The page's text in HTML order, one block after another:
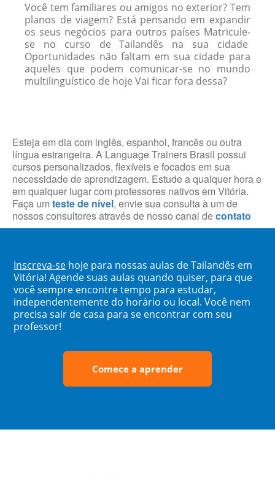
Você tem familiares ou amigos no exterior? Tem
planos de viagem? Está pensando em expandir
os seus negócios para outros países Matricule-
se no curso de Tailandês na sua cidade
Oportunidades não faltam em sua cidade para
aqueles que podem comunicar-se no mundo
multilinguístico de hoje Vai ficar fora dessa?
Esteja em dia com inglês, espanhol, francês ou outra
língua estrangeira. A Language Trainers Brasil possui
cursos personalizados, flexíveis e focados em sua
necessidade de aprendizagem. Estude a qualquer hora e
em qualquer lugar com professores nativos em Vitória.
Faça um teste de nível, envie sua consulta à um de
nossos consultores através de nosso canal decontato
Inscreva-se hoje para nossas aulas de Tailandês em
Vitória! Agende suas aulas quando quiser, para que
você sempre encontre tempo para estudar,
independentemente do horário ou local. Você nem
precisa sair de casa para se encontrar com seu
professor!
Comece a aprender